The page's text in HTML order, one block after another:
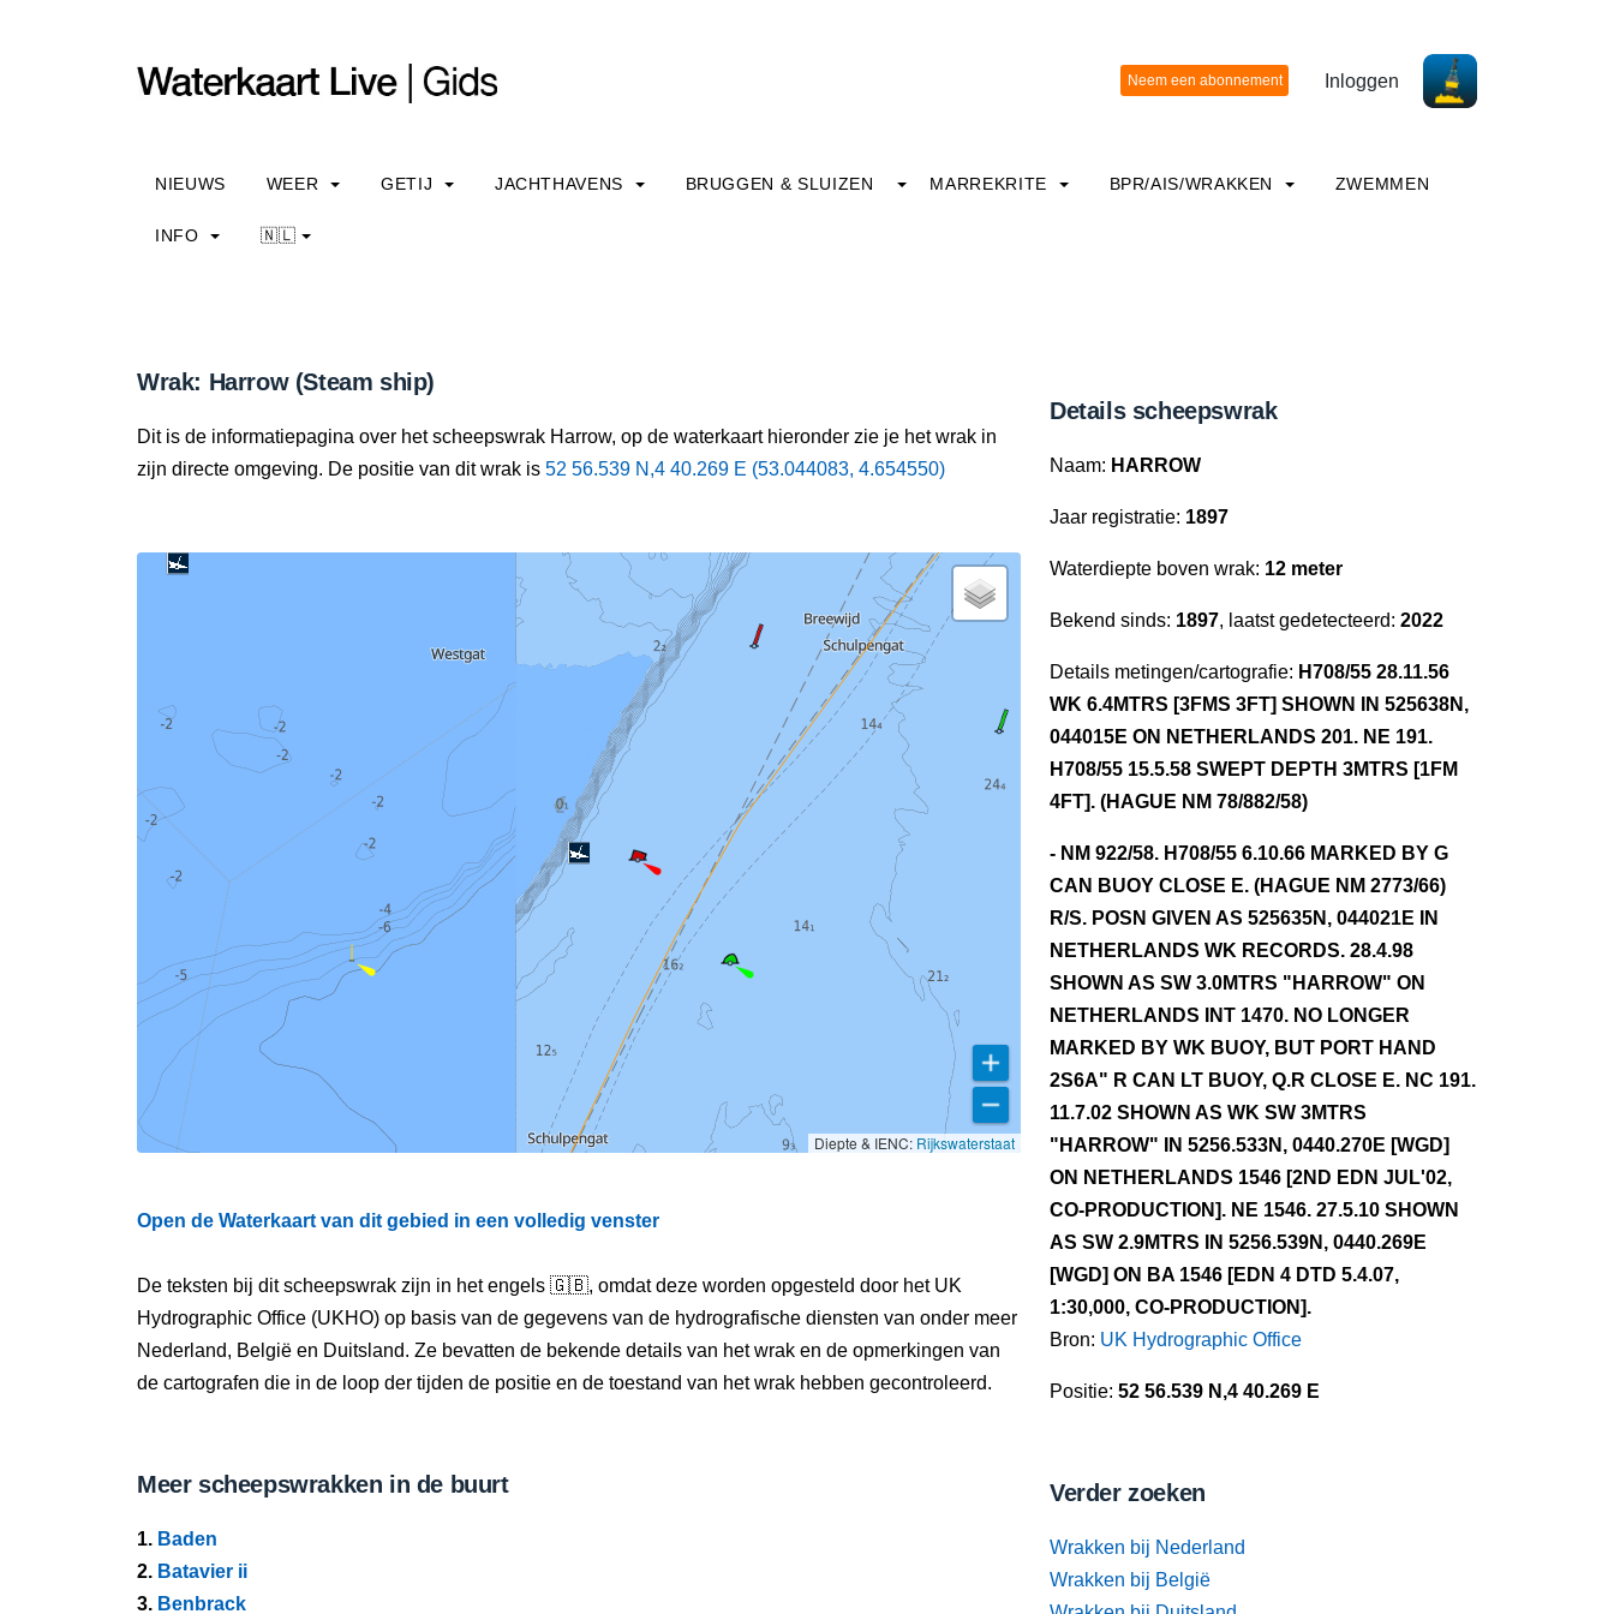
Inloggen
NIEUWS WEER GETIJ JACHTHAVENS BRUGGEN & SLUIZEN MARREKRITE BPR/AIS/WRAKKEN ZWEMMEN
INFO 🇳🇱
Wrak: Harrow (Steam ship)
Dit is de informatiepagina over het scheepswrak Harrow, op de waterkaart hieronder zie je het wrak in
zijn directe omgeving. De positie van dit wrak is 52 56.539 N,4 40.269 E (53.044083, 4.654550)
Diepte & IENC: Rijkswaterstaat
Open de Waterkaart van dit gebied in een volledig venster
De teksten bij dit scheepswrak zijn in het engels 🇬🇧, omdat deze worden opgesteld door het UK
Hydrographic Office (UKHO) op basis van de gegevens van de hydrografische diensten van onder meer
Nederland, België en Duitsland. Ze bevatten de bekende details van het wrak en de opmerkingen van
de cartografen die in de loop der tijden de positie en de toestand van het wrak hebben gecontroleerd.
Meer scheepswrakken in de buurt
1. Baden
2. Batavier ii
3. Benbrack
Details scheepswrak
Naam: HARROW
Jaar registratie: 1897
Waterdiepte boven wrak: 12 meter
Bekend sinds: 1897, laatst gedetecteerd: 2022
Details metingen/cartografie: H708/55 28.11.56
WK 6.4MTRS [3FMS 3FT] SHOWN IN 525638N,
044015E ON NETHERLANDS 201. NE 191.
H708/55 15.5.58 SWEPT DEPTH 3MTRS [1FM
4FT]. (HAGUE NM 78/882/58)
- NM 922/58. H708/55 6.10.66 MARKED BY G
CAN BUOY CLOSE E. (HAGUE NM 2773/66)
R/S. POSN GIVEN AS 525635N, 044021E IN
NETHERLANDS WK RECORDS. 28.4.98
SHOWN AS SW 3.0MTRS "HARROW" ON
NETHERLANDS INT 1470. NO LONGER
MARKED BY WK BUOY, BUT PORT HAND
2S6A" R CAN LT BUOY, Q.R CLOSE E. NC 191.
11.7.02 SHOWN AS WK SW 3MTRS
"HARROW" IN 5256.533N, 0440.270E [WGD]
ON NETHERLANDS 1546 [2ND EDN JUL'02,
CO-PRODUCTION]. NE 1546. 27.5.10 SHOWN
AS SW 2.9MTRS IN 5256.539N, 0440.269E
[WGD] ON BA 1546 [EDN 4 DTD 5.4.07,
1:30,000, CO-PRODUCTION].
Bron: UK Hydrographic Office
Positie: 52 56.539 N,4 40.269 E
Verder zoeken
Wrakken bij Nederland
Wrakken bij België